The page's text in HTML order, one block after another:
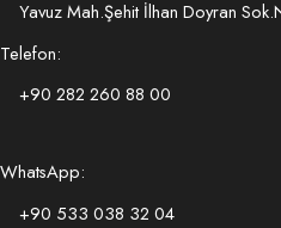
Yavuz Mah.Şehit İlhan Doyran
Telefon:
+90 282 260 88 00
WhatsApp:
+90 533 038 32 04